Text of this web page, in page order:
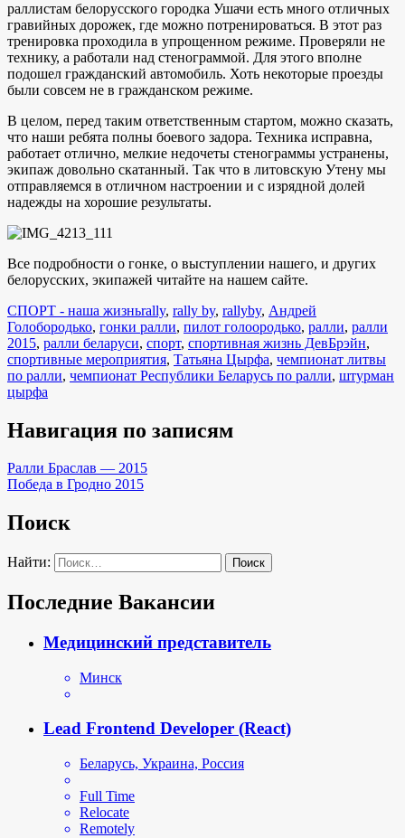
раллистам белорусского городка Ушачи есть много отличных
гравийных дорожек, где можно потренироваться. В этот раз
тренировка проходила в упрощенном режиме. Проверяли не
технику, а работали над стенограммой. Для этого вполне
подошел гражданский автомобиль. Хоть некоторые проезды
были совсем не в гражданском режиме.
В целом, перед таким ответственным стартом, можно сказать,
что наши ребята полны боевого задора. Техника исправна,
работает отлично, мелкие недочеты стенограммы устранены,
экипаж довольно скатанный. Так что в литовскую Утену мы
отправляемся в отличном настроении и с изрядной долей
надежды на хорошие результаты.
Все подробности о гонке, о выступлении нашего, и других
белорусских, экипажей читайте на нашем сайте.
СПОРТ - наша жизньrally, rally by, rallyby, Андрей
Голобородько, гонки ралли, пилот голоородько, ралли, ралли
2015, ралли беларуси, спорт, спортивная жизнь ДевБрэйн,
спортивные мероприятия, Татьяна Цырфа, чемпионат литвы
по ралли, чемпионат Республики Беларусь по ралли, штурман
цырфа
Навигация по записям
Ралли Браслав — 2015
Победа в Гродно 2015
Поиск
Найти:
Последние Вакансии
Медицинский представитель
Минск
Lead Frontend Developer (React)
Беларусь, Украина, Россия
Full Time
Relocate
Remotely